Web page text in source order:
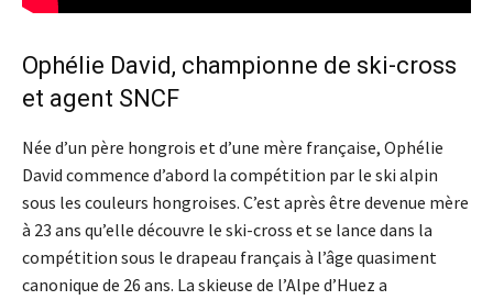
Ophélie David, championne de ski-cross
et agent SNCF
Née d’un père hongrois et d’une mère française, Ophélie
David commence d’abord la compétition par le ski alpin
sous les couleurs hongroises. C’est après être devenue mère
à 23 ans qu’elle découvre le ski-cross et se lance dans la
compétition sous le drapeau français à l’âge quasiment
canonique de 26 ans. La skieuse de l’Alpe d’Huez a